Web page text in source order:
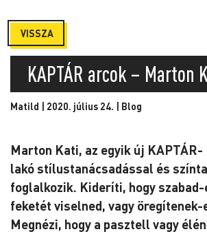
VISSZA
KAPTÁR arcok – Marton
Matild | 2020. július 24. | Blog
Marton Kati, az egyik új KAPTÁR-
lakó stílustanácsadással és
foglalkozik. Kideríti, hogy szabad-
feketét viselned, vagy öregítenek-
Megnézi, hogy a pasztell vagy